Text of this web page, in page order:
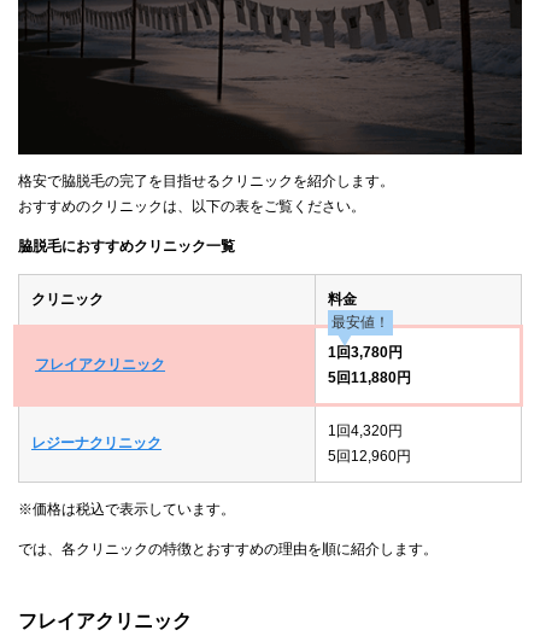
格安で脇脱毛の完了を目指せるクリニックを紹介します。
おすすめのクリニックは、以下の表をご覧ください。
脇脱毛におすすめクリニック一覧
クリニック 料金
フレイアクリニック
最安値！
1回3,780円
5回11,880円
レジーナクリニック
1回4,320円
5回12,960円
※価格は税込で表示しています。
では、各クリニックの特徴とおすすめの理由を順に紹介します。
フレイアクリニック